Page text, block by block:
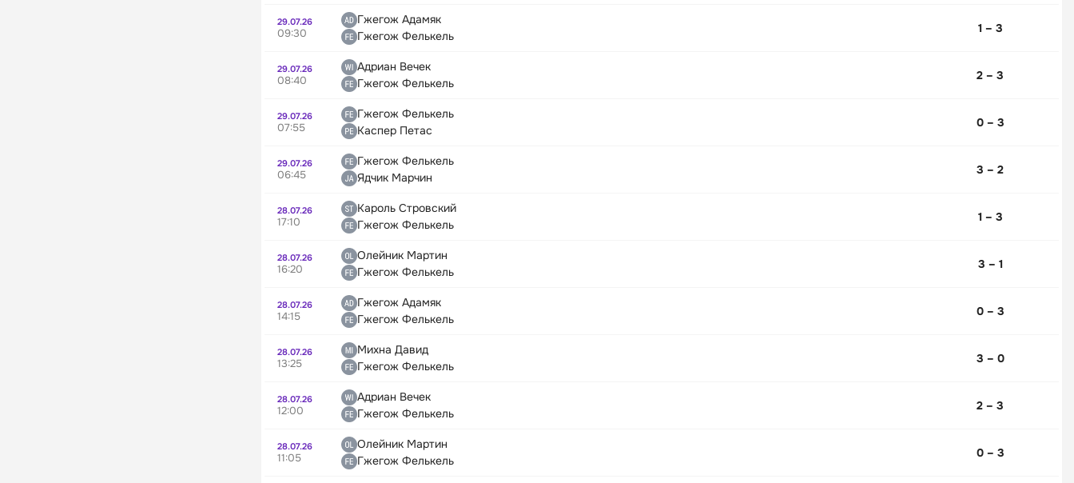
29.07.26
09:30
Гжегож Адамяк
Гжегож Фелькель
1 – 3
29.07.26
08:40
Адриан Вечек
Гжегож Фелькель
2 – 3
29.07.26
07:55
Гжегож Фелькель
Каспер Петас
0 – 3
29.07.26
06:45
Гжегож Фелькель
Ядчик Марчин
3 – 2
28.07.26
17:10
Кароль Стровский
Гжегож Фелькель
1 – 3
28.07.26
16:20
Олейник Мартин
Гжегож Фелькель
3 – 1
28.07.26
14:15
Гжегож Адамяк
Гжегож Фелькель
0 – 3
28.07.26
13:25
Михна Давид
Гжегож Фелькель
3 – 0
28.07.26
12:00
Адриан Вечек
Гжегож Фелькель
2 – 3
28.07.26
11:05
Олейник Мартин
Гжегож Фелькель
0 – 3